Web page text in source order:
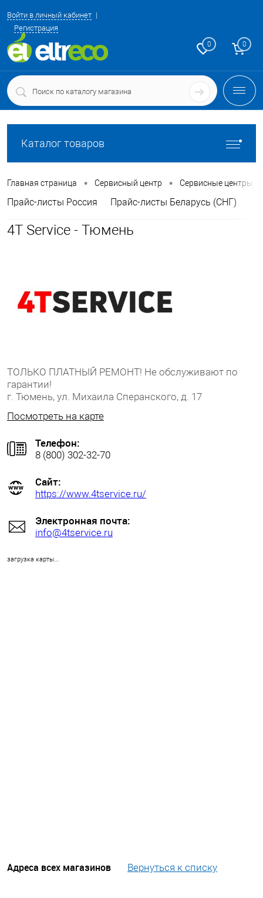
Войти в личный кабинет
Регистрация
0 0
Каталог товаров
Главная страница • Сервисный центр • Сервисные центры
Прайс-листы Россия Прайс-листы Беларусь (СНГ)
4T Service - Тюмень
ТОЛЬКО ПЛАТНЫЙ РЕМОНТ! Не обслуживают по
гарантии!
г. Тюмень, ул. Михаила Сперанского, д. 17
Посмотреть на карте
Телефон:
8 (800) 302-32-70
Сайт:
https://www.4tservice.ru/
Электронная почта:
info@4tservice.ru
загрузка карты...
Адреса всех магазинов Вернуться к списку